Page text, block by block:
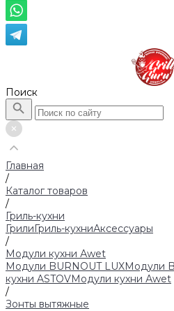
Поиск
Главная
/
Каталог товаров
/
Гриль-кухни
ГрилиГриль-кухниАксессуары
/
Модули кухни Аwet
Модули BURNOUT LUXМодули
кухни ASTOVМодули кухни Аwet
/
Зонты вытяжные